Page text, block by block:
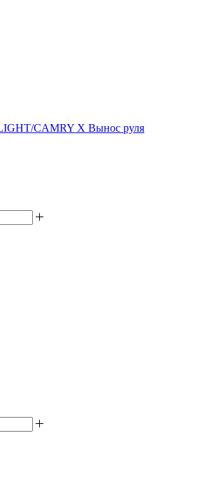
CAMRY X Вынос руля